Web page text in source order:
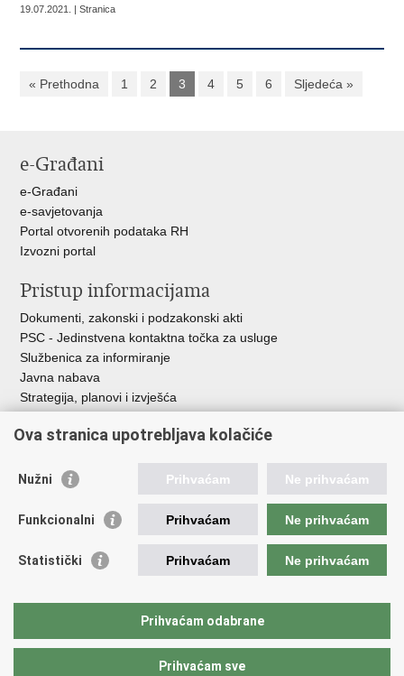
19.07.2021. | Stranica
« Prethodna 1 2 3 4 5 6 Sljedeća »
e-Građani
e-Građani
e-savjetovanja
Portal otvorenih podataka RH
Izvozni portal
Pristup informacijama
Dokumenti, zakonski i podzakonski akti
PSC - Jedinstvena kontaktna točka za usluge
Službenica za informiranje
Javna nabava
Strategija, planovi i izvješća
Korisne poveznice
Vlada RH
ASOO
CARNET
Ova stranica upotrebljava kolačiće
Nužni Prihvaćam Ne prihvaćam
Funkcionalni Prihvaćam Ne prihvaćam
Statistički Prihvaćam Ne prihvaćam
Prihvaćam odabrane
Prihvaćam sve